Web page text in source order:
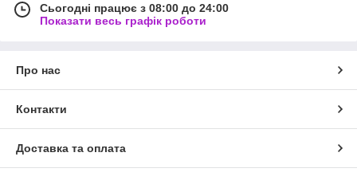
Сьогодні працює з 08:00 до 24:00
Показати весь графік роботи
Про нас
Контакти
Доставка та оплата